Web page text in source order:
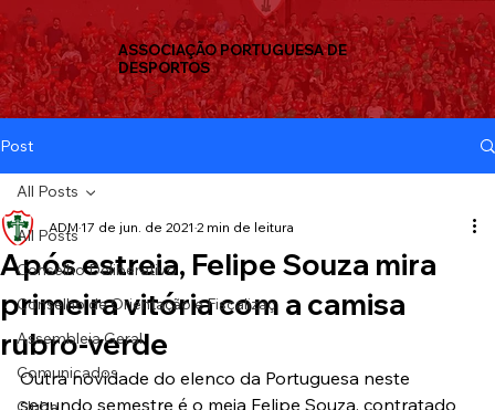
ASSOCIAÇÃO PORTUGUESA DE
DESPORTOS
Post
All Posts
Conselho Deliberativo
Conselho de Orientação e Fiscalizaç
Assembleia Geral
Comunicados
All Posts
Após estreia, Felipe Souza mira
primeira vitória com a camisa
rubro-verde
ADM 17 de jun. de 2021 2 min de leitura
Outra novidade do elenco da Portuguesa neste
segundo semestre é o meia Felipe Souza, contratado